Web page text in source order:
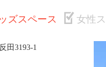
ズスペース 女性
田3193-1